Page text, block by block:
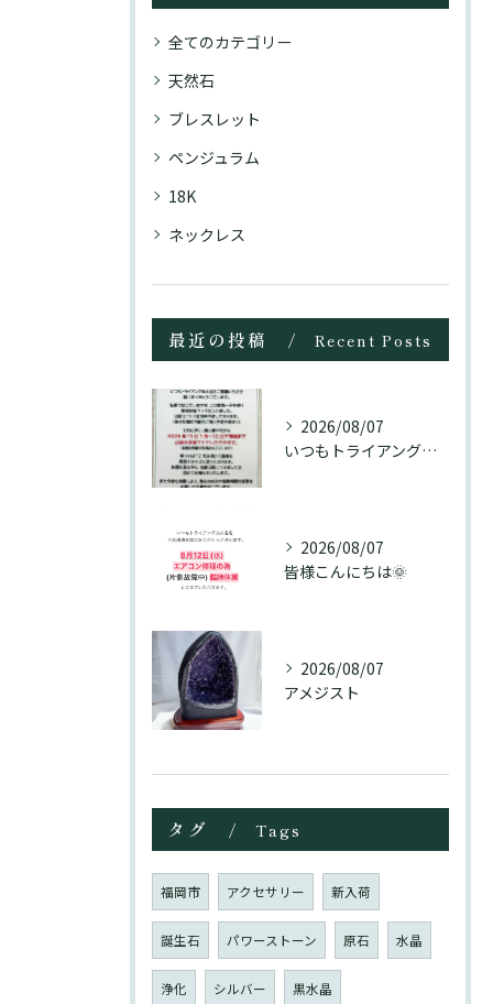
全てのカテゴリー
天然石
ブレスレット
ペンジュラム
18K
ネックレス
最近の投稿 Recent Posts
2026/08/07
いつもトライアングル大名をご愛顧頂き誠にありがとうございます...
2026/08/07
皆様こんにちは🌞
2026/08/07
アメジスト
タグ Tags
福岡市 アクセサリー 新入荷
誕生石 パワーストーン 原石 水晶
浄化 シルバー 黒水晶